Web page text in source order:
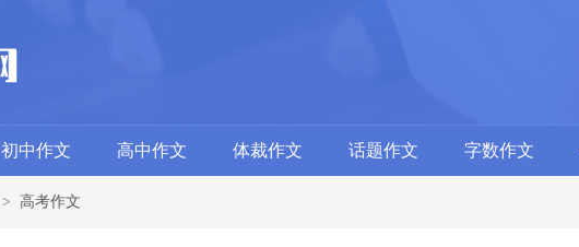
初中作文 高中作文 体裁作文 话题作文 字数作文
> 高考作文